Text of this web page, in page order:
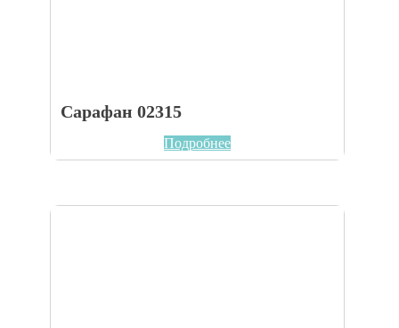
Сарафан 02315
Подробнее